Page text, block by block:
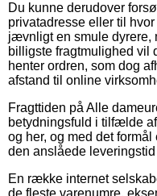
Du kunne derudover
privatadresse eller til
jævnligt en smule dyrere,
billigste fragtmulighed vil
henter ordren, som dog
afstand til online
Fragttiden på Alle
betydningsfuld i tilfælde
og her, og med det
den anslåede
En række internet
de fleste varenumre,